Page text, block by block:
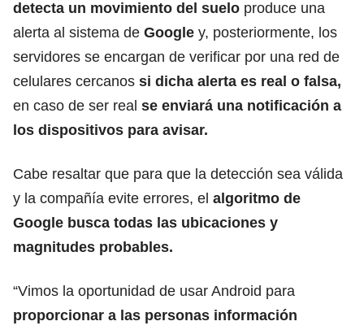
detecta un movimiento del suelo produce una
alerta al sistema de Google y, posteriormente, los
servidores se encargan de verificar por una red de
celulares cercanos si dicha alerta es real o falsa,
en caso de ser real se enviará una notificación a
los dispositivos para avisar.
Cabe resaltar que para que la detección sea válida
y la compañía evite errores, el algoritmo de
Google busca todas las ubicaciones y
magnitudes probables.
“Vimos la oportunidad de usar Android para
proporcionar a las personas información